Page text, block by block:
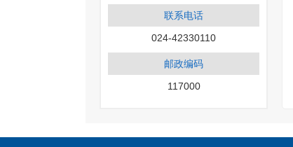
联系电话
024-42330110
邮政编码
117000